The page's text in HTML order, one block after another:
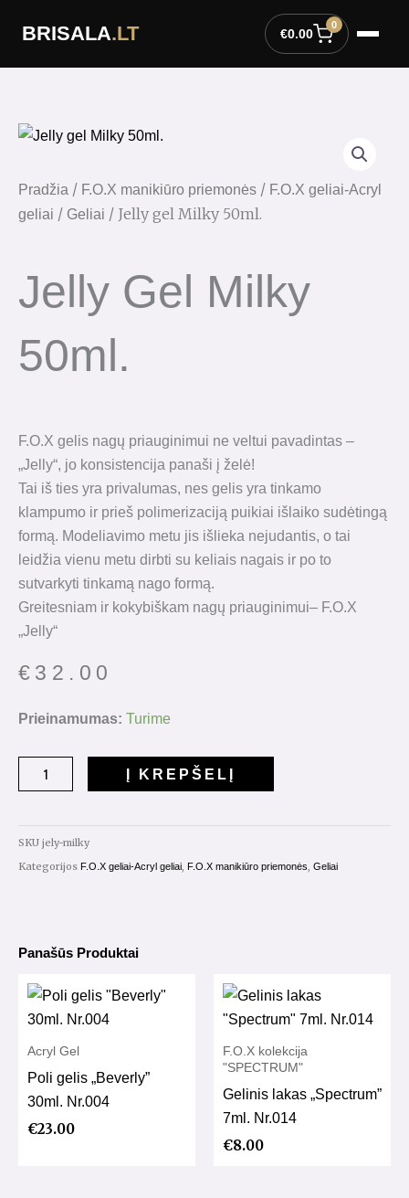
BRISALA.LT €0.00
0
Pradžia / F.O.X manikiūro priemonės / F.O.X geliai-Acryl
geliai / Geliai / Jelly gel Milky 50ml.
Jelly Gel Milky
50ml.
F.O.X gelis nagų priauginimui ne veltui pavadintas –
„Jelly“, jo konsistencija panaši į želė!
Tai iš ties yra privalumas, nes gelis yra tinkamo
klampumo ir prieš polimerizaciją puikiai išlaiko sudėtingą
formą. Modeliavimo metu jis išlieka nejudantis, o tai
leidžia vienu metu dirbti su keliais nagais ir po to
sutvarkyti tinkamą nago formą.
Greitesniam ir kokybiškam nagų priauginimui– F.O.X
„Jelly“
€ 32.00
Prieinamumas: Turime
produkto
gel
50ml.
Į KREPŠELĮ
SKU jely-milky
Kategorijos F.O.X geliai-Acryl geliai, F.O.X manikiūro priemonės, Geliai
Panašūs Produktai
Acryl Gel
Poli gelis „Beverly”
30ml. Nr.004
€23.00
F.O.X kolekcija
"SPECTRUM"
Gelinis lakas „Spectrum”
7ml. Nr.014
€8.00